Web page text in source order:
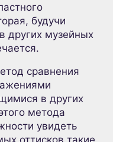
будучи
других музейных
сравнения
в других
метода
увидеть